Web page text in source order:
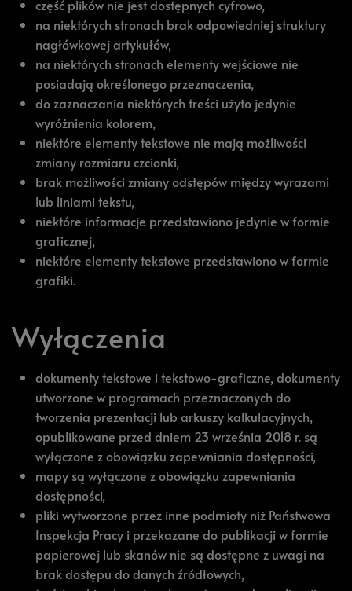
część plików nie jest dostępnych cyfrowo,
na niektórych stronach brak odpowiedniej struktury
nagłówkowej artykułów,
na niektórych stronach elementy wejściowe nie
posiadają określonego przeznaczenia,
do zaznaczania niektórych treści użyto jedynie
wyróżnienia kolorem,
niektóre elementy tekstowe nie mają możliwości
zmiany rozmiaru czcionki,
brak możliwości zmiany odstępów między wyrazami
lub liniami tekstu,
niektóre informacje przedstawiono jedynie w formie
graficznej,
niektóre elementy tekstowe przedstawiono w formie
grafiki.
Wyłączenia
dokumenty tekstowe i tekstowo-graficzne, dokumenty
utworzone w programach przeznaczonych do
tworzenia prezentacji lub arkuszy kalkulacyjnych,
opublikowane przed dniem 23 września 2018 r. są
wyłączone z obowiązku zapewniania dostępności,
mapy są wyłączone z obowiązku zapewniania
dostępności,
pliki wytworzone przez inne podmioty niż Państwowa
Inspekcja Pracy i przekazane do publikacji w formie
papierowej lub skanów nie są dostępne z uwagi na
brak dostępu do danych źródłowych,